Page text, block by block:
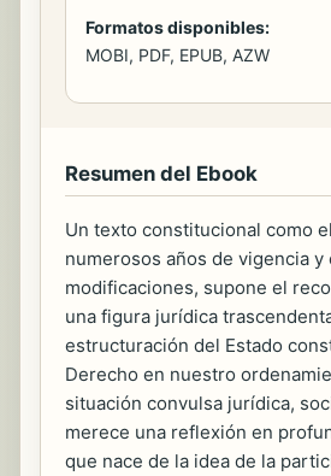
Formatos disponibles:
MOBI, PDF, EPUB, AZW
Resumen del Ebook
Un texto constitucional como
numerosos años de vigencia y
modificaciones, supone el
una figura jurídica
estructuración del Estado
Derecho en nuestro
situación convulsa jurídica,
merece una reflexión en
que nace de la idea de la